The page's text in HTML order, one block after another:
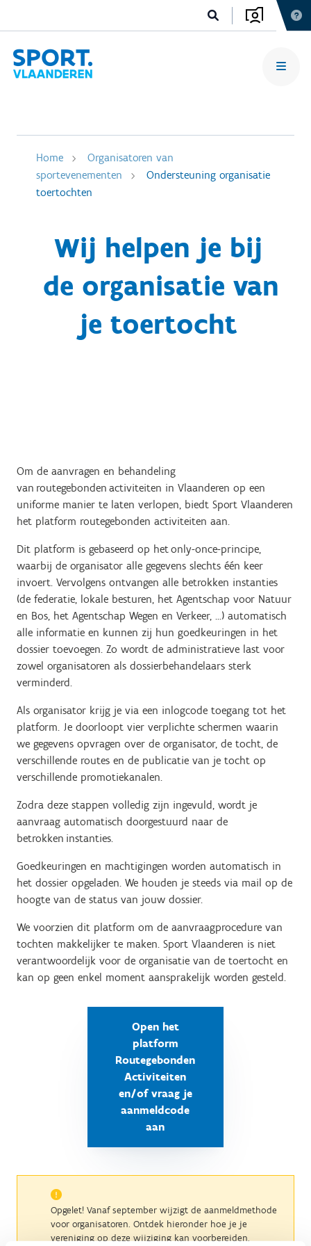
Home
Organisatoren van
sportevenementen
Ondersteuning organisatie
toertochten
Wij helpen je bij
de organisatie van
je toertocht
Om de aanvragen en behandeling
van routegebonden activiteiten in Vlaanderen op een
uniforme manier te laten verlopen, biedt Sport Vlaanderen
het platform routegebonden activiteiten aan.
Dit platform is gebaseerd op het only-once-principe,
waarbij de organisator alle gegevens slechts één keer
invoert. Vervolgens ontvangen alle betrokken instanties
(de federatie, lokale besturen, het Agentschap voor Natuur
en Bos, het Agentschap Wegen en Verkeer, …) automatisch
alle informatie en kunnen zij hun goedkeuringen in het
dossier toevoegen. Zo wordt de administratieve last voor
zowel organisatoren als dossierbehandelaars sterk
verminderd.
Als organisator krijg je via een inlogcode toegang tot het
platform. Je doorloopt vier verplichte schermen waarin
we gegevens opvragen over de organisator, de tocht, de
verschillende routes en de publicatie van je tocht op
verschillende promotiekanalen.
Zodra deze stappen volledig zijn ingevuld, wordt je
aanvraag automatisch doorgestuurd naar de
betrokken instanties.
Goedkeuringen en machtigingen worden automatisch in
het dossier opgeladen. We houden je steeds via mail op de
hoogte van de status van jouw dossier.
We voorzien dit platform om de aanvraagprocedure van
tochten makkelijker te maken. Sport Vlaanderen is niet
verantwoordelijk voor de organisatie van de toertocht en
kan op geen enkel moment aansprakelijk worden gesteld.
Open het
platform
Routegebonden
Activiteiten
en/of vraag je
aanmeldcode
aan
Opgelet! Vanaf september wijzigt de aanmeldmethode
voor organisatoren. Ontdek hieronder hoe je je
vereniging op deze wijziging kan voorbereiden.